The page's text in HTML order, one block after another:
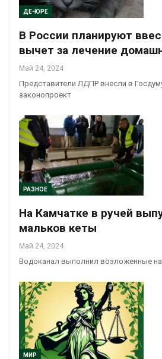
ДЕ-ЮРЕ
В России планируют
вычет за лечение
Май 24, 2024
Представители ЛДПР внесли в
законопроект
РАЗНОЕ
На Камчатке в ручей
мальков кеты
Май 24, 2024
Водоканал выполнил возложенные на
МИР